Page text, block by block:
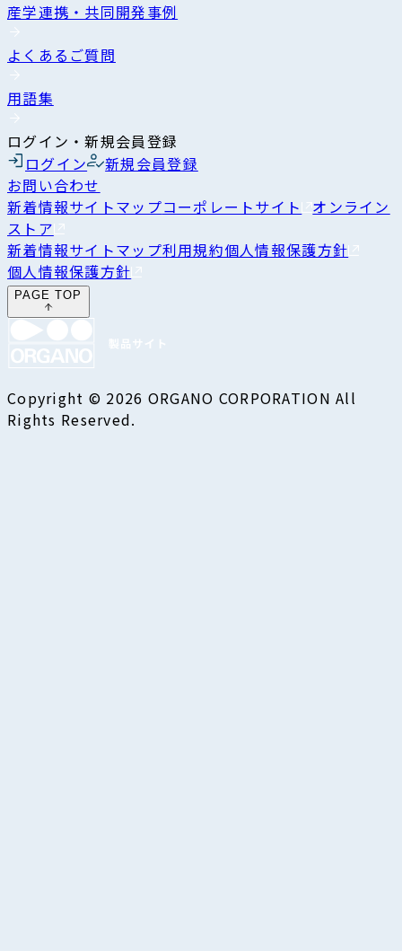
産学連携・共同開発事例
よくあるご質問
用語集
ログイン・新規会員登録
ログイン
新規会員登録
お問い合わせ
新着情報サイトマップコーポレートサイト オンライン
ストア
新着情報サイトマップ利用規約個人情報保護方針
個人情報保護方針
PAGE TOP
Copyright © 2026 ORGANO CORPORATION All
Rights Reserved.